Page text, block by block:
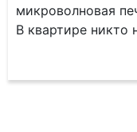
микроволновая
В квартире никто